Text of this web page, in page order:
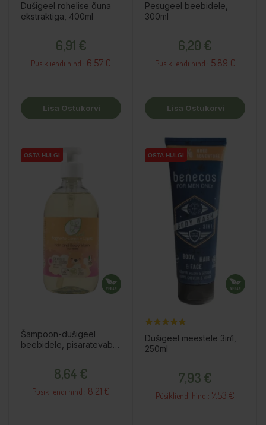
Dušigeel rohelise õuna
ekstraktiga, 400ml
6,91 €
Püsikliendi hind : 6.57 €
Lisa Ostukorvi
Pesugeel beebidele,
300ml
6,20 €
Püsikliendi hind : 5.89 €
Lisa Ostukorvi
OSTA HULGI
OSTA HULGI
OSTA HULGI
OSTA HULGI
Šampoon-dušigeel
beebidele, pisaratevaba,
8,64 €
Püsikliendi hind : 8.21 €
OSTA HULGI
OSTA HULGI
OSTA HULGI
Dušigeel meestele 3in1,
250ml
7,93 €
Püsikliendi hind : 7.53 €